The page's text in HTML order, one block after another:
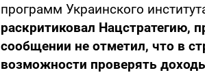
программ Украинского
раскритиковал Нацстратегию,
сообщении не отметил, что в
возможности проверять